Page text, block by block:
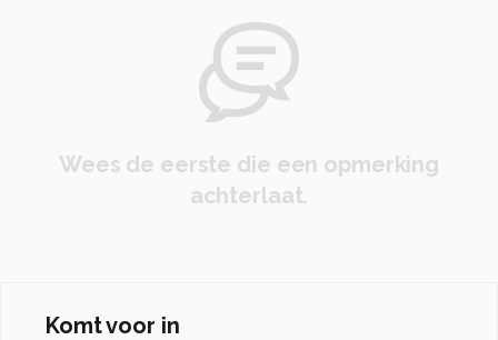
Wees de eerste die een opmerking
achterlaat.
Komt voor in